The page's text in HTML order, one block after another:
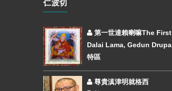
仁波切
第一世達賴喇嘛The First
Dalai Lama, Gedun Drupa
特區
尊貴滇津明就格西